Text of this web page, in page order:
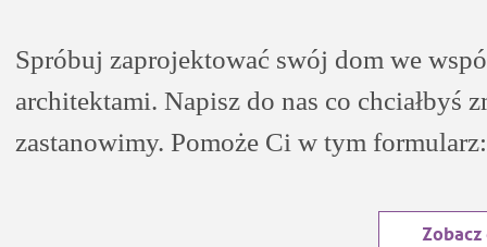
Spróbuj zaprojektować swój dom we
architektami. Napisz do nas co chciałbyś
zastanowimy. Pomoże Ci w tym
Zobacz